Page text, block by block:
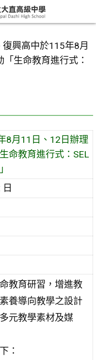
復興高中於115年8月
生命教育進行式：
8月11日、12日辦理
命教育進行式：SEL
教育研習，增進教
養導向教學之設計
元教學素材及媒
：